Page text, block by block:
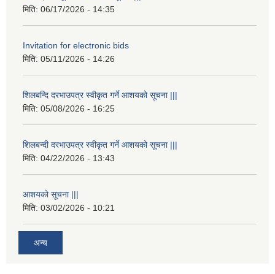
मिति: 06/17/2026 - 14:35
Invitation for electronic bids
मिति: 05/11/2026 - 14:26
शिलबन्दि दरभाउपत्र स्वीकृत गर्ने आशयको सूचना |||
मिति: 05/08/2026 - 16:25
शिलबन्दी दरभाउपत्र स्वीकृत गर्ने आशयको सूचना |||
मिति: 04/22/2026 - 13:43
आशयको सूचना |||
मिति: 03/02/2026 - 10:21
अन्य